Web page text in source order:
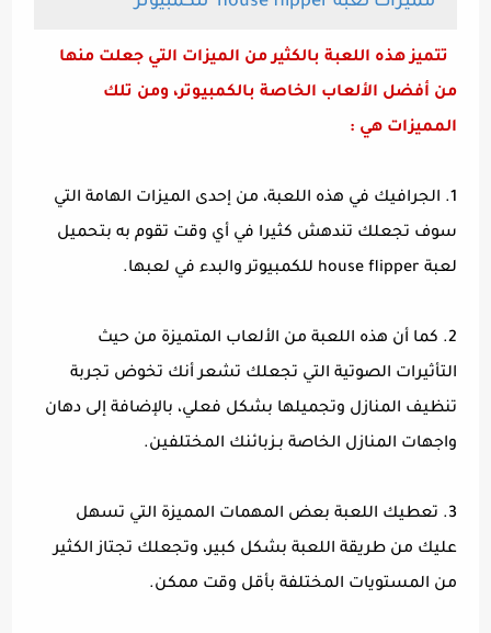
تتميز هذه اللعبة بالكثير من الميزات التي جعلت منها
من أفضل الألعاب الخاصة بالكمبيوتر، ومن تلك
المميزات هي :
1. الجرافيك في هذه اللعبة، من إحدى الميزات الهامة التي
سوف تجعلك تندهش كثيرا في أي وقت تقوم به بتحميل
لعبة house flipper للكمبيوتر والبدء في لعبها.
2. كما أن هذه اللعبة من الألعاب المتميزة من حيث
التأثيرات الصوتية التي تجعلك تشعر أنك تخوض تجربة
تنظيف المنازل وتجميلها بشكل فعلي، بالإضافة إلى دهان
واجهات المنازل الخاصة بـزبائنك المختلفين.
3. تعطيك اللعبة بعض المهمات المميزة التي تسهل
عليك من طريقة اللعبة بشكل كبير، وتجعلك تجتاز الكثير
من المستويات المختلفة بأقل وقت ممكن.